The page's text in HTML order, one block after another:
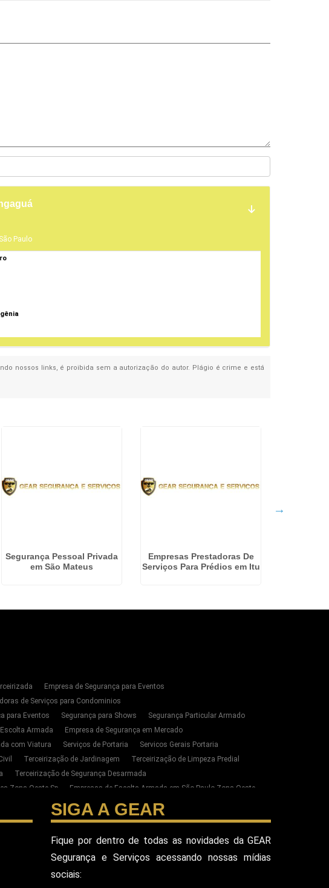
Paulo
nossos links, é proibida sem a autorização do autor. Plágio é crime e está
Segurança Pessoal Privada
em São Mateus
Empresas Prestadoras De
Serviços Para Prédios em Itu
Empresa de Segurança para Eventos
de Serviços para Condominios
para Eventos Segurança para Shows
Segurança Particular Armado
Armada
Empresa de Segurança em Mercado
com Viatura Serviços de Portaria
Servicos Gerais Portaria
Terceirização de Jardinagem
Terceirização de Limpeza Predial
Terceirização de Segurança Desarmada
Zona Oeste Sp
Empresas de Escolta Armada em São Paulo Zona Oeste
Sp
Terceirização de Limpeza e Conservação em SP
na Zona Oeste de SP
Seguranca Privada
Equipe De Seguranca Para Eventos
Pessoal Privado Seguranca Pessoal Vip
Seguranca Vip
Empresa De Seguranca Alphaville
SIGA A GEAR
Fique por dentro de todas as novidades da GEAR
Segurança e Serviços acessando nossas mídias
sociais: